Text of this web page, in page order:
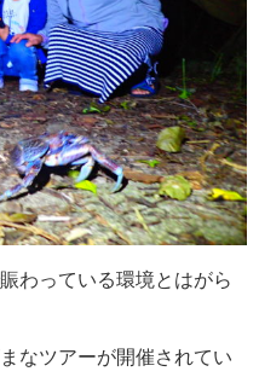
わっている環境とはがら
なツアーが開催されてい